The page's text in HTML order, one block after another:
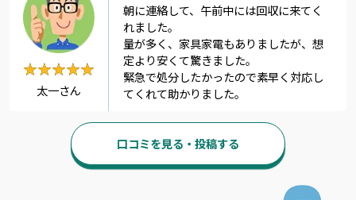
★★★★★
★★★★★
太一さん
朝に連絡して、午前中には回収に来てく
れました。
量が多く、家具家電もありましたが、想
定より安くて驚きました。
緊急で処分したかったので素早く対応し
てくれて助かりました。
口コミを見る・投稿する